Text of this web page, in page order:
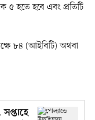
হতে হবে এবং প্রতিটি
৮৪ (আইবিটি) অথবা